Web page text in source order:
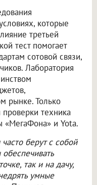
которые
третьей
тест помогает
сотовой связи,
Лаборатория
рынке. Только
техника
«МегаФона» и Yota.
берут с собой
так и на дачу,
умные